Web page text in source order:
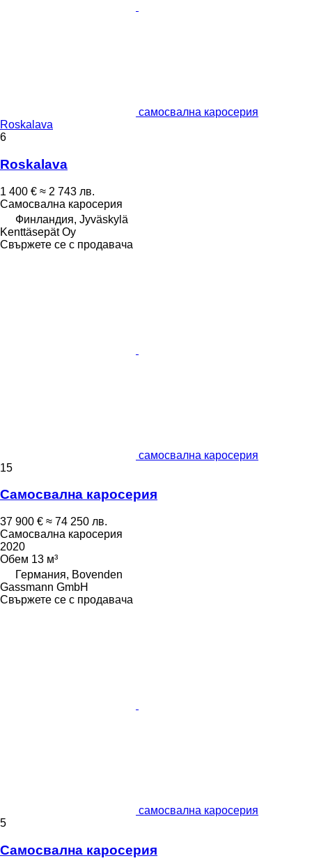
самосвална каросерия
Roskalava
6
Roskalava
1 400 € ≈ 2 743 лв.
Самосвална каросерия
Финландия, Jyväskylä
Kenttäsepät Oy
Свържете се с продавача
самосвална каросерия
15
Самосвална каросерия
37 900 € ≈ 74 250 лв.
Самосвална каросерия
2020
Обем 13 м³
Германия, Bovenden
Gassmann GmbH
Свържете се с продавача
самосвална каросерия
5
Самосвална каросерия